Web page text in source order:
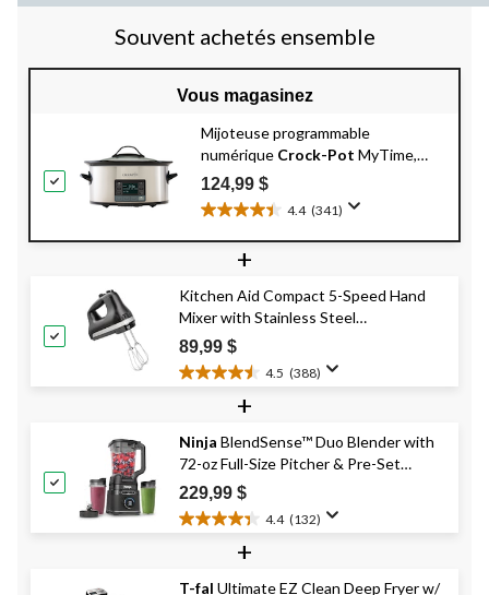
Souvent achetés ensemble
Vous magasinez
Mijoteuse programmable
numérique Crock-Pot MyTime,
acier inoxydable, 6 pintes, 5,7 L
124,99 $
4.4 (341)
4.4
étoile(s)
341
évaluations
+
Kitchen Aid Compact 5-Speed Hand
Mixer with Stainless Steel
Accessories, Black
89,99 $
4.5 (388)
4.5
étoile(s)
5.
388
évaluations
+
Ninja BlendSense™ Duo Blender with
72-oz Full-Size Pitcher & Pre-Set
Programs, Includes Two 24-oz Single-
Serve Cups, 1800W
229,99 $
4.4 (132)
4.4
étoile(s)
5.
+
T-fal Ultimate EZ Clean Deep Fryer w/